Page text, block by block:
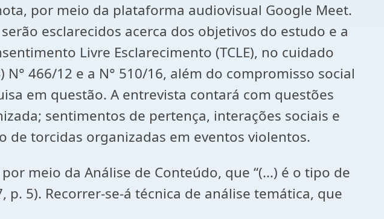
por meio da plataforma audiovisual Google Meet.
esclarecidos acerca dos objetivos do estudo e a
Livre Esclarecimento (TCLE), no cuidado
466/12 e a N° 510/16, além do compromisso social
em questão. A entrevista contará com questões
sentimentos de pertença, interações sociais e
de torcidas organizadas em eventos violentos.
meio da Análise de Conteúdo, que “(...) é o tipo de
5). Recorrer-se-á técnica de análise temática, que